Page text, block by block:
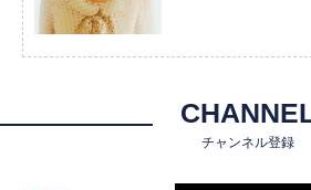
チャンネル登録